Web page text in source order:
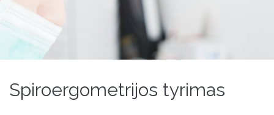
Spiroergometrijos tyrimas